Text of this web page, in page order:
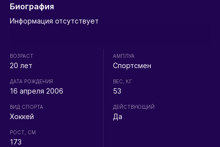
Биография
Информация отсутствует
ВОЗРАСТ
20 лет
ДАТА РОЖДЕНИЯ
16 апреля 2006
ВИД СПОРТА
Хоккей
РОСТ, СМ
173
АМПЛУА
Спортсмен
ВЕС, КГ
53
ДЕЙСТВУЮЩИЙ
Да